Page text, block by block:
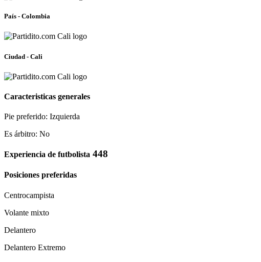
País - Colombia
Ciudad - Cali
Caracteristicas generales
Pie preferido: Izquierda
Es árbitro: No
Experiencia de futbolista 448
Posiciones preferidas
Centrocampista
Volante mixto
Delantero
Delantero Extremo